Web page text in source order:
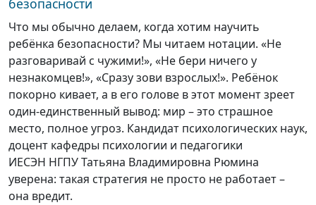
безопасности
Что мы обычно делаем, когда хотим научить
ребёнка безопасности? Мы читаем нотации. «Не
разговаривай с чужими!», «Не бери ничего у
незнакомцев!», «Сразу зови взрослых!». Ребёнок
покорно кивает, а в его голове в этот момент зреет
один-единственный вывод: мир – это страшное
место, полное угроз. Кандидат психологических наук,
доцент кафедры психологии и педагогики
ИЕСЭН НГПУ Татьяна Владимировна Рюмина
уверена: такая стратегия не просто не работает –
она вредит.